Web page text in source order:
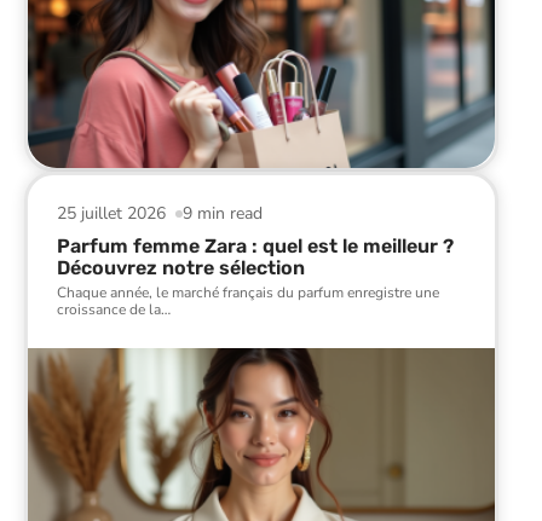
9 min read
25 juillet 2026
Parfum femme Zara : quel est le meilleur ?
Découvrez notre sélection
Chaque année, le marché français du parfum enregistre une
croissance de la…